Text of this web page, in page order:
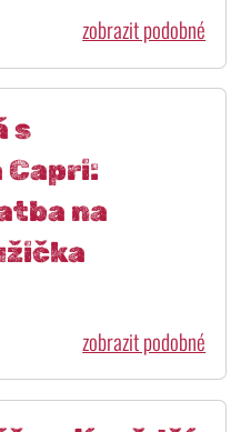
zobrazit podobné
s
Capri:
na
zobrazit podobné